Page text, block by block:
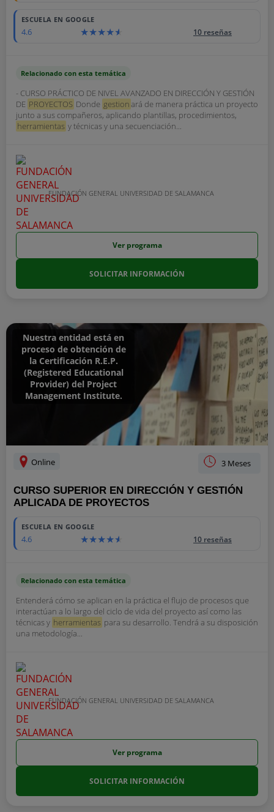
ESCUELA EN GOOGLE
4.6 10 reseñas
Relacionado con esta temática
- CURSO PRÁCTICO DE NIVEL AVANZADO EN DIRECCIÓN Y GESTIÓN
DE PROYECTOS Donde gestionará de manera práctica un proyecto
junto a sus compañeros, aplicando plantillas, procedimientos,
herramientas y técnicas y una secuenciación...
FUNDACIÓN GENERAL UNIVERSIDAD DE SALAMANCA
Ver programa
SOLICITAR INFORMACIÓN
Nuestra entidad está en
proceso de obtención de
la Certificación R.E.P.
(Registered Educational
Provider) del Project
Management Institute.
Online 3 Meses
CURSO SUPERIOR EN DIRECCIÓN Y GESTIÓN
APLICADA DE PROYECTOS
1025
ESCUELA EN GOOGLE
4.6 10 reseñas
Relacionado con esta temática
Entenderá cómo se aplican en la práctica el flujo de procesos que
interactúan a lo largo del ciclo de vida del proyecto así como las
técnicas y herramientas para su desarrollo. Tendrá a su disposición
una metodología...
FUNDACIÓN GENERAL UNIVERSIDAD DE SALAMANCA
Ver programa
SOLICITAR INFORMACIÓN